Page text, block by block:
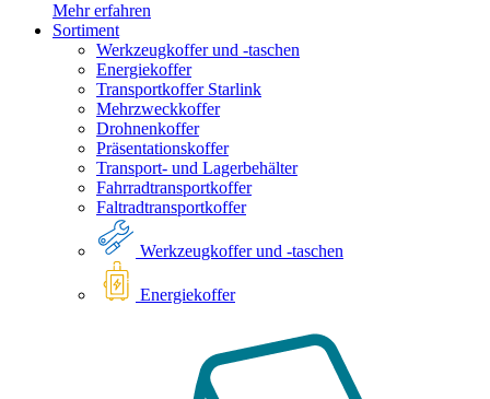
Mehr erfahren
Sortiment
Werkzeugkoffer und -taschen
Energiekoffer
Transportkoffer Starlink
Mehrzweckkoffer
Drohnenkoffer
Präsentationskoffer
Transport- und Lagerbehälter
Fahrradtransportkoffer
Faltradtransportkoffer
Werkzeugkoffer und -taschen
Energiekoffer